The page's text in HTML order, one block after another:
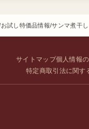
お試し特価品情報 サンマ煮干
サイトマップ個人情報
特定商取引法に関す